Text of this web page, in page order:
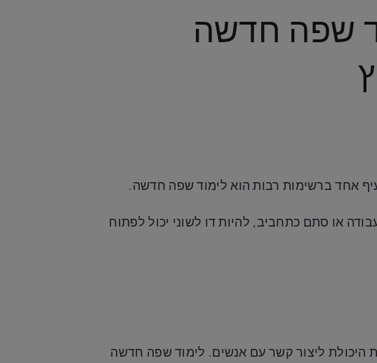
ללמוד שפה חדשה
אחד ברשימות רבות הוא לימוד שפה חדשה.
או סתם כתחביב, להיות דו לשוני יכול לפתוח
היכולת ליצור קשר עם אנשים. לימוד שפה חדשה